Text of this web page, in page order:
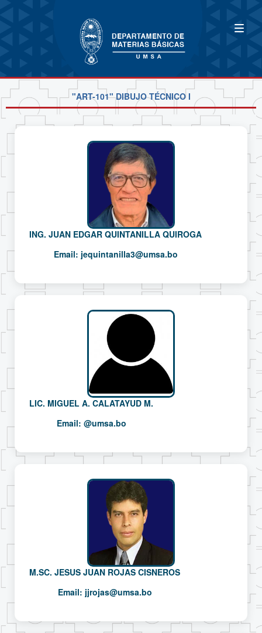
"ART-101" DIBUJO TÉCNICO I
ING. JUAN EDGAR QUINTANILLA QUIROGA
Email: jequintanilla3@umsa.bo
LIC. MIGUEL A. CALATAYUD M.
Email: @umsa.bo
M.SC. JESUS JUAN ROJAS CISNEROS
Email: jjrojas@umsa.bo